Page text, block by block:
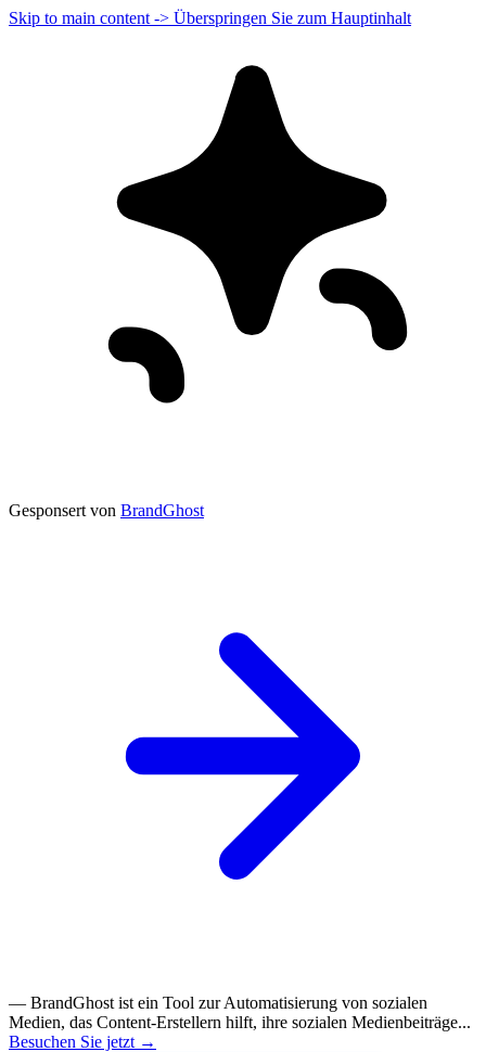
Skip to main content -> Überspringen Sie zum Hauptinhalt
Gesponsert von BrandGhost
— BrandGhost ist ein Tool zur Automatisierung von sozialen
Medien, das Content-Erstellern hilft, ihre sozialen Medienbeiträge...
Besuchen Sie jetzt →